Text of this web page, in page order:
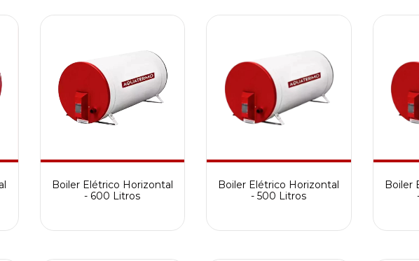
Boiler Elétrico Horizontal
- 600 Litros
Boiler Elétrico Horizontal
- 500 Litros
Boiler